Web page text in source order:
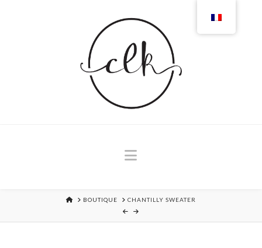
Navigation
MAISON
BOUTIQUE CHANTILLY SWEATER